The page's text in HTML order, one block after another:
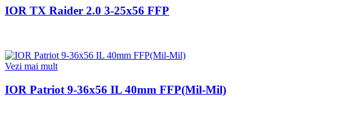
IOR TX Raider 2.0 3-25x56 FFP
Vezi mai mult
IOR Patriot 9-36x56 IL 40mm FFP(Mil-Mil)